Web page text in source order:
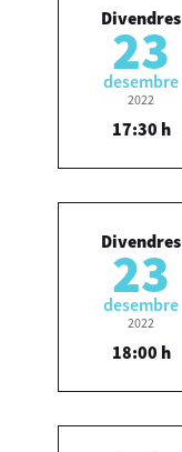
Divendres
23
desembre
2022
17:30 h
Divendres
23
desembre
2022
18:00 h